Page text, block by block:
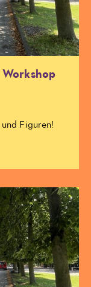
und Figuren!